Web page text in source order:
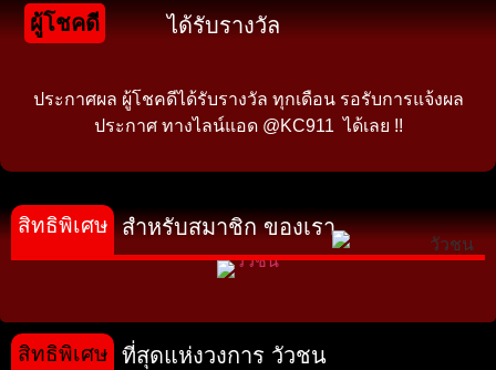
ผู้โชคดี ได้รับรางวัล
ประกาศผล ผู้โชคดีได้รับรางวัล ทุกเดือน รอรับการแจ้งผล
ประกาศ ทางไลน์แอด @KC911 ได้เลย !!
สำหรับสมาชิก ของเรา
สิทธิพิเศษ
ที่สุดแห่งวงการ วัวชน
สิทธิพิเศษ